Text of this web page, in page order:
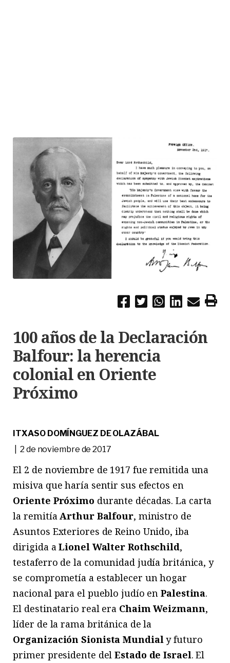
100 años de la Declaración
Balfour: la herencia
colonial en Oriente
Próximo
ITXASO DOMÍNGUEZ DE OLAZÁBAL
| 2 de noviembre de 2017
El 2 de noviembre de 1917 fue remitida una
misiva que haría sentir sus efectos en
Oriente Próximo durante décadas. La carta
la remitíaArthur Balfour, ministro de
Asuntos Exteriores de Reino Unido, iba
dirigida aLionel Walter Rothschild,
testaferro de la comunidad judía británica, y
se comprometía a establecer un hogar
nacional para el pueblo judío enPalestina.
El destinatario real era Chaim Weizmann,
líder de la rama británica de la
Organización Sionista Mundialy futuro
primer presidente delEstado de Israel. El